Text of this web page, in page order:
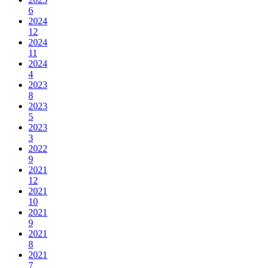
6
2024
12
2024
11
2024
4
2023
8
2023
5
2023
3
2022
9
2021
12
2021
10
2021
9
2021
8
2021
7